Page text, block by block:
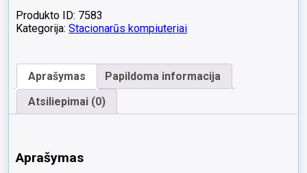
Produkto ID: 7583
Kategorija:Stacionarūs kompiuteriai
Aprašymas
Papildoma informacija
Atsiliepimai (0)
Aprašymas